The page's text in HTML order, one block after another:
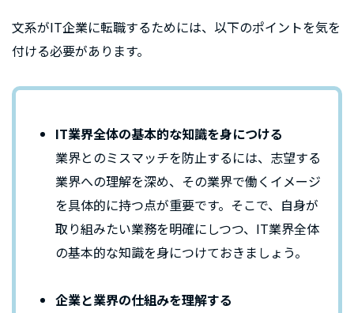
文系がIT企業に転職するためには、以下のポイントを気を
付ける必要があります。
IT業界全体の基本的な知識を身につける
業界とのミスマッチを防止するには、志望する
業界への理解を深め、その業界で働くイメージ
を具体的に持つ点が重要です。そこで、自身が
取り組みたい業務を明確にしつつ、IT業界全体
の基本的な知識を身につけておきましょう。
企業と業界の仕組みを理解する